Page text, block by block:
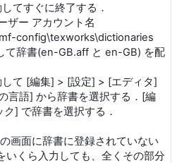
てすぐに終了する．
ザー アカウント名
config\texworks\dictionaries
て辞書(en-GB.aff と en-GB) を配
て [編集] > [設定] > [エディタ]
言語] から辞書を選択する．[編
] で辞書を選択する．
画面に辞書に登録されていない
をいくら入力しても、全くその部分